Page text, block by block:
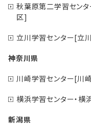
秋葉原第二学習セン
区]
立川学習センター[立
神奈川県
川崎学習センター[川
横浜学習センター・
新潟県